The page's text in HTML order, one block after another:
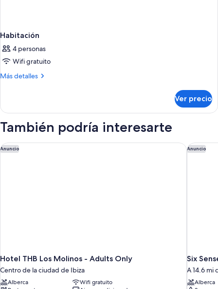
Habitación
4 personas
Wifi gratuito
Más detalles
Más
Ver precio
También podría interesarte
Anuncio
Hotel THB Los Molinos - Adults Only
Centro de la ciudad de Ibiza
Alberca
Wifi gratuito
Hotel THB Los Molinos - Adults Only Anuncio
Six
A 14.6 mi
Alberca
Six